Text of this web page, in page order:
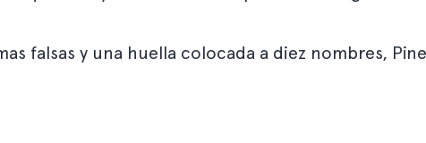
falsas y una huella colocada a diez nombres,